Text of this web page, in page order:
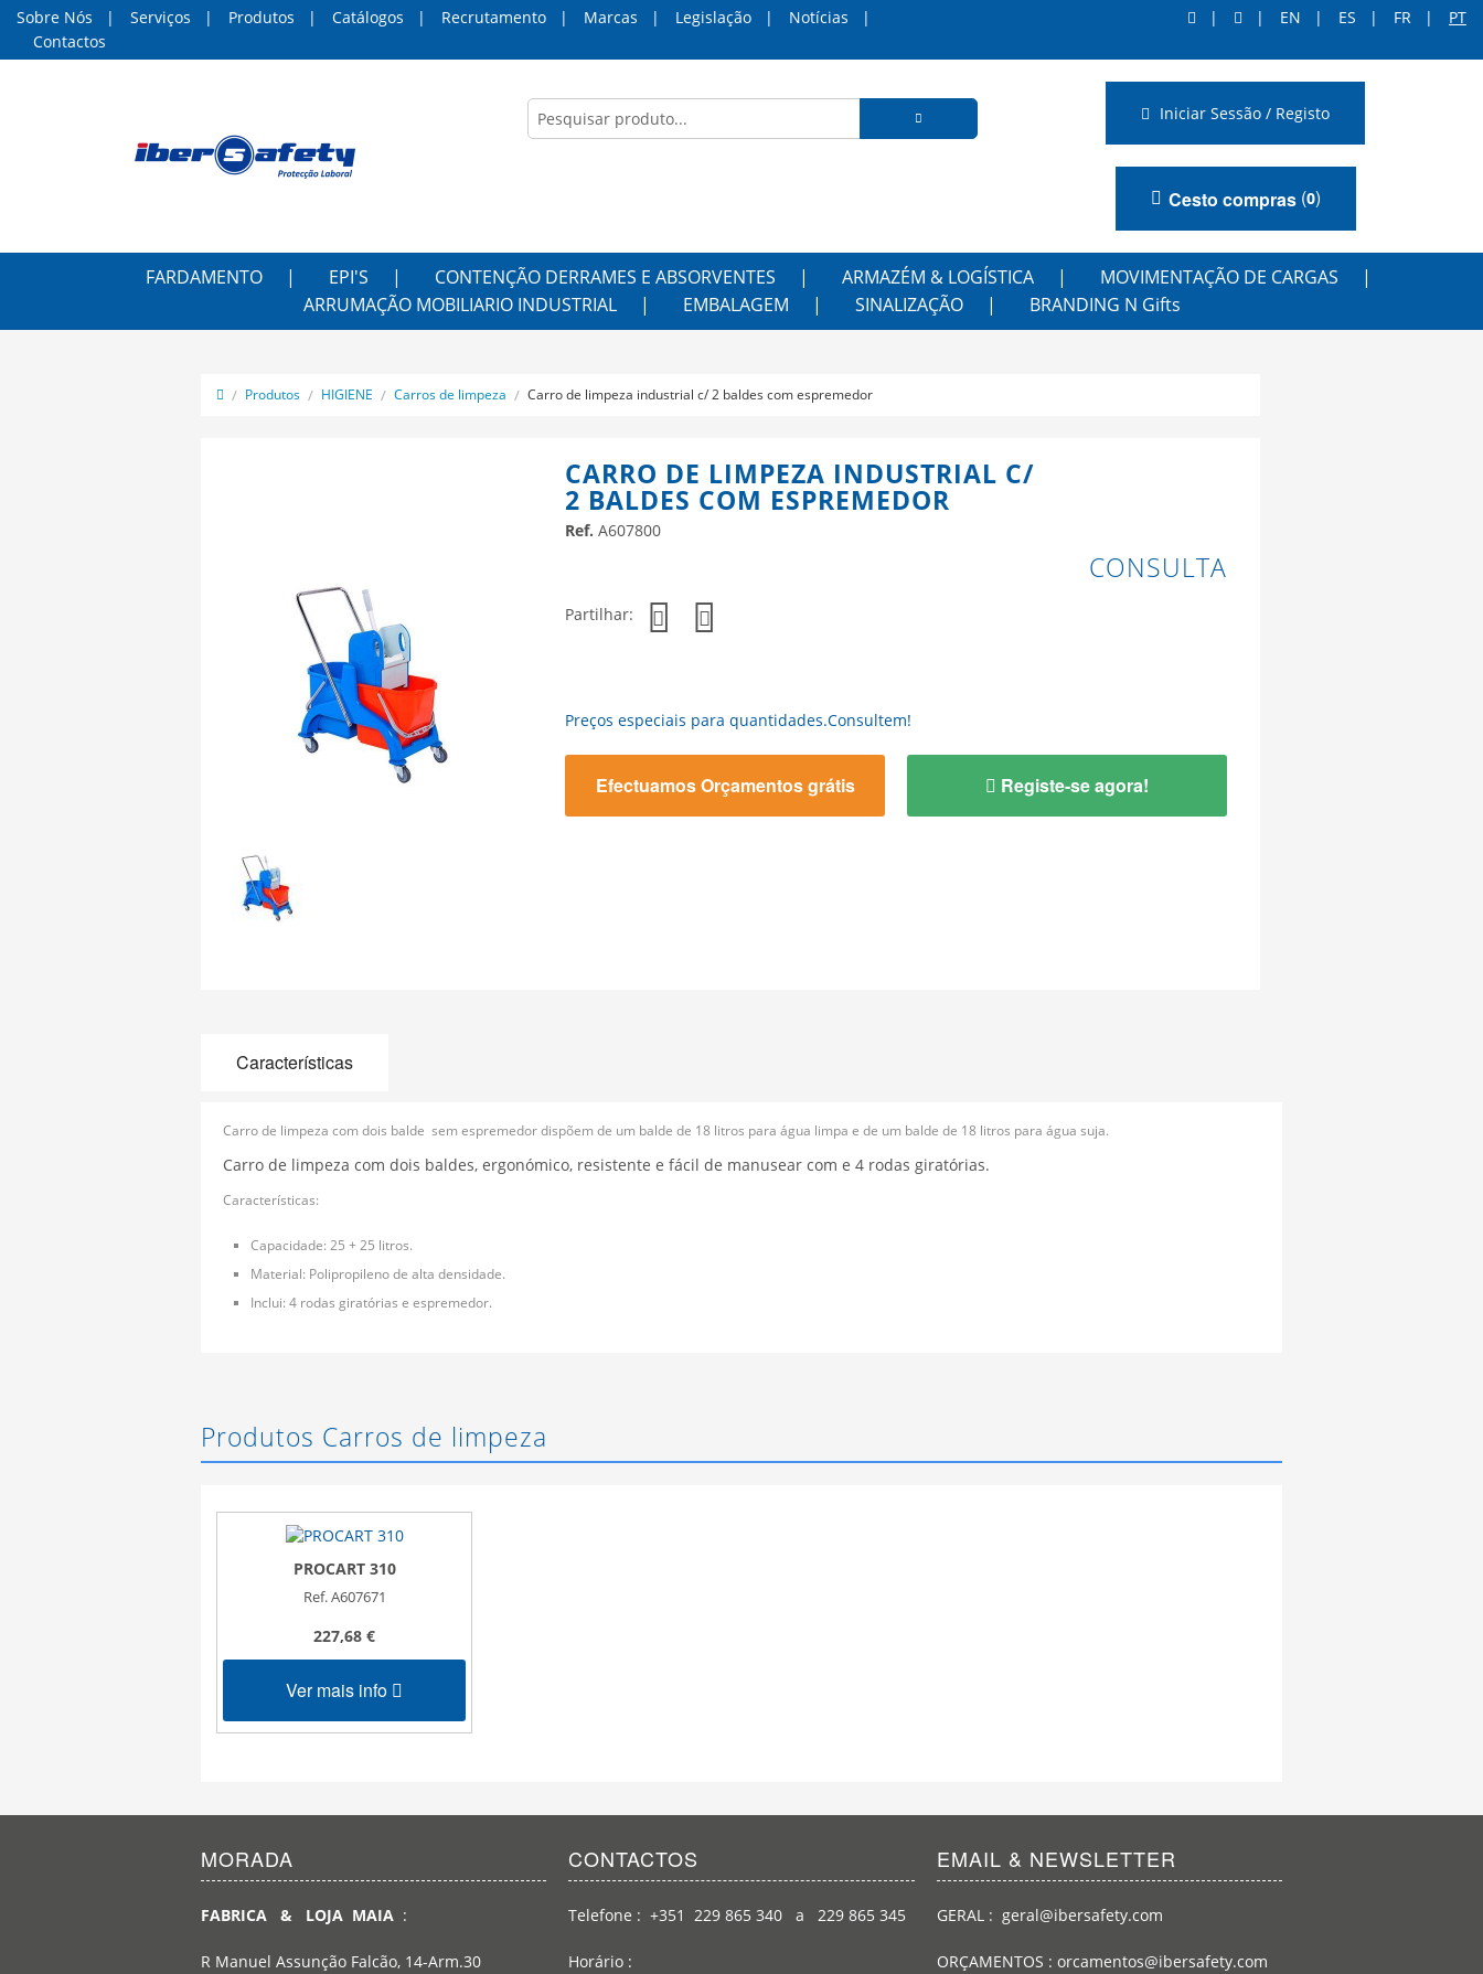
Sobre Nós Serviços Produtos Catálogos Recrutamento Marcas Legislação
Notícias
Contactos
EN ES FR PT
Iniciar Sessão / Registo
Cesto compras(0)
FARDAMENTO EPI'S CONTENÇÃO DERRAMES E ABSORVENTES ARMAZÉM & LOGÍSTICA
MOVIMENTAÇÃO DE CARGAS
ARRUMAÇÃO MOBILIARIO INDUSTRIAL
EMBALAGEM SINALIZAÇÃO BRANDING N Gifts
Produtos HIGIENE Carros de limpeza Carro de limpeza industrial c/ 2 baldes com espremedor
CARRO DE LIMPEZA INDUSTRIAL C/
2 BALDES COM ESPREMEDOR
Ref. A607800
CONSULTA
Partilhar:
Preços especiais para quantidades.Consultem!
Efectuamos Orçamentos grátis Registe-se agora!
Características
Carro de limpeza com dois balde sem espremedor dispõem de um balde de 18 litros para água limpa e de um balde de 18 litros para água suja.
Carro de limpeza com dois baldes, ergonómico, resistente e fácil de manusear com e 4 rodas giratórias.
Características:
Capacidade: 25 + 25 litros.
Material: Polipropileno de alta densidade.
Inclui: 4 rodas giratórias e espremedor.
Produtos Carros de limpeza
PROCART 310
Ref. A607671
227,68 €
Ver mais info
MORADA
FABRICA & LOJA MAIA :
R Manuel Assunção Falcão, 14-Arm.30
CONTACTOS
Telefone : +351 229 865 340 a 229 865 345
Horário :
EMAIL & NEWSLETTER
GERAL : geral@ibersafety.com
ORÇAMENTOS : orcamentos@ibersafety.com